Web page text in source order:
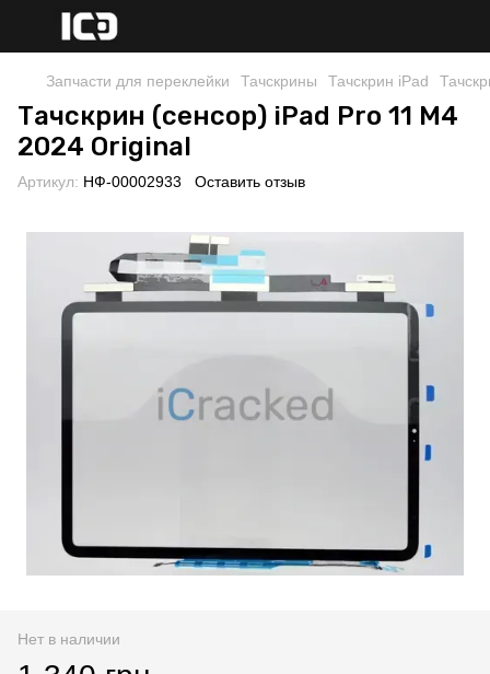
Запчасти для переклейки Тачскрины Тачскрин iPad
Тачскрин (сенсор) iPad Pro 11 M4
2024 Original
Артикул: НФ-00002933 Оставить отзыв
Нет в наличии